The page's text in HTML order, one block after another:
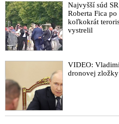
Najvyšší súd
Roberta Fica po
koľkokrát
vystrelil
VIDEO:
dronovej